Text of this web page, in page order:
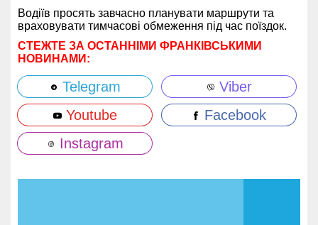
Водіїв просять завчасно планувати маршрути та
враховувати тимчасові обмеження під час поїздок.
СТЕЖТЕ ЗА ОСТАННІМИ ФРАНКІВСЬКИМИ
НОВИНАМИ:
Telegram
Viber
Youtube
Facebook
Instagram